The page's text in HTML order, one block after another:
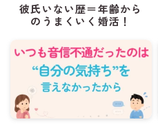
彼氏いない歴＝年齢から
のうまくいく婚活！